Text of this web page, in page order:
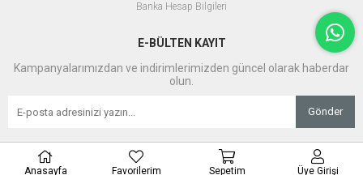
Banka Hesap Bilgileri
E-BÜLTEN KAYIT
Kampanyalarımızdan ve indirimlerimizden güncel olarak haberdar
olun.
Gönder
Anasayfa Favorilerim Sepetim Üye Girişi